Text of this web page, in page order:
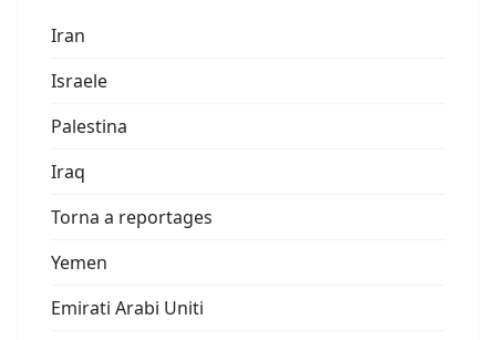
Iran
Israele
Palestina
Iraq
Torna a reportages
Yemen
Emirati Arabi Uniti